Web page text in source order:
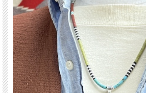
アメリカ・ニューメキシコ州サントドミンゴ(Santo
ドレイン・カラバザ(DORENE CALABAZA)さんの作
既製のビーズパーツを使わず、昔ながらの製法で1本
す。
海の幸（貝殻類）と山の幸（ターコイズ他の石類）
て、カラフルで独特の雰囲気を醸し出すと共に、大
に感謝する気持ちを表現しているのだそうです。